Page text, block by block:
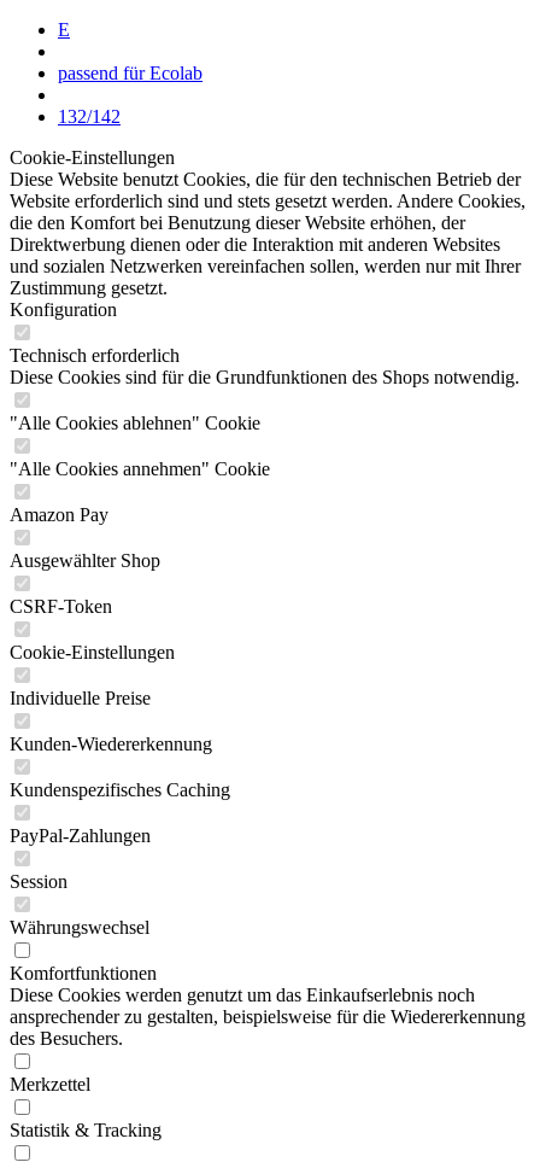
E
passend für Ecolab
132/142
Cookie-Einstellungen
Diese Website benutzt Cookies, die für den technischen Betrieb der
Website erforderlich sind und stets gesetzt werden. Andere Cookies,
die den Komfort bei Benutzung dieser Website erhöhen, der
Direktwerbung dienen oder die Interaktion mit anderen Websites
und sozialen Netzwerken vereinfachen sollen, werden nur mit Ihrer
Zustimmung gesetzt.
Konfiguration
Technisch erforderlich
Diese Cookies sind für die Grundfunktionen des Shops notwendig.
"Alle Cookies ablehnen" Cookie
"Alle Cookies annehmen" Cookie
Amazon Pay
Ausgewählter Shop
CSRF-Token
Cookie-Einstellungen
Individuelle Preise
Kunden-Wiedererkennung
Kundenspezifisches Caching
PayPal-Zahlungen
Session
Währungswechsel
Komfortfunktionen
Diese Cookies werden genutzt um das Einkaufserlebnis noch
ansprechender zu gestalten, beispielsweise für die Wiedererkennung
des Besuchers.
Merkzettel
Statistik & Tracking